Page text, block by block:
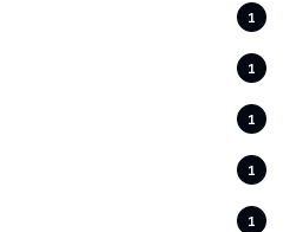
1
1
1
1
1